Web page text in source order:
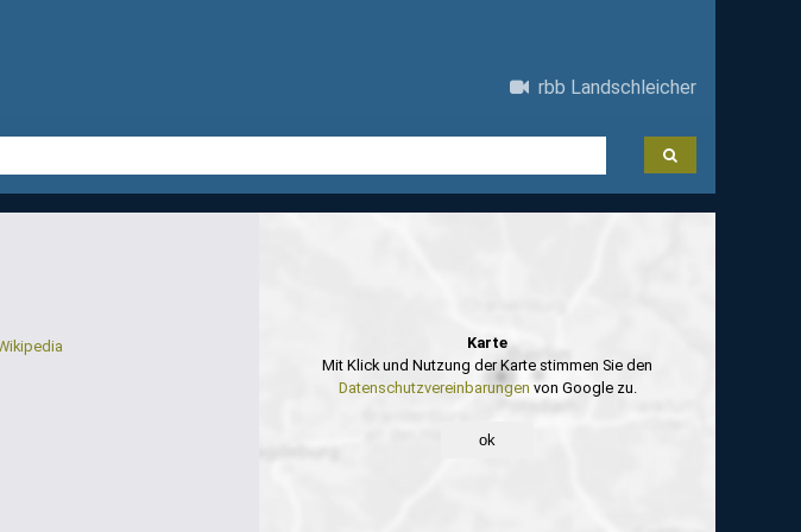
rbb Landschleicher
Karte
Mit Klick und Nutzung der Karte stimmen Sie den
Datenschutzvereinbarungen von Google zu.
ok